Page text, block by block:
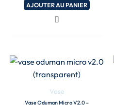
AJOUTER AU PANIER
Vase
Vase Oduman Micro V2.0 –